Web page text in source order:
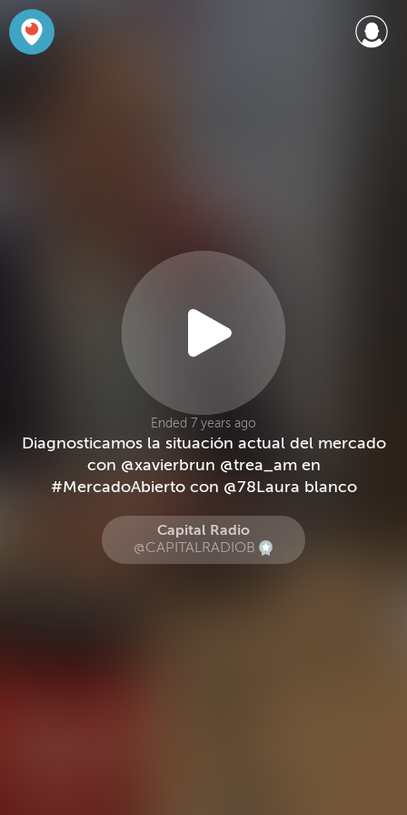
Ended 7 years ago
Diagnosticamos la situación actual del mercado
con @xavierbrun @trea_am en
#MercadoAbierto con @78Laura blanco
Capital Radio
@CAPITALRADIOB